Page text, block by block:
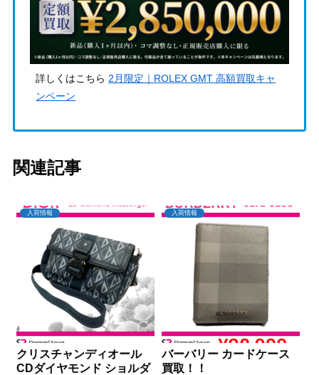
詳しくはこちら2月限定｜ROLEX GMT 高額買取キャ
ンペーン
関連記事
入荷情報
クリスチャンディオール
CDダイヤモンド ショルダ
入荷情報
バーバリー カードケース
買取！！